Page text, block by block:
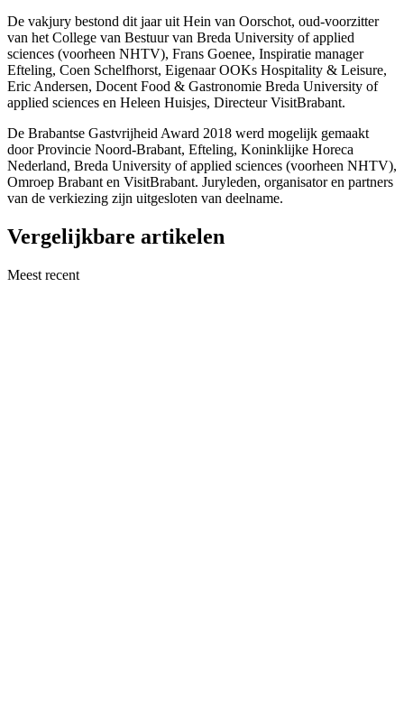
De vakjury bestond dit jaar uit Hein van Oorschot, oud-voorzitter
van het College van Bestuur van Breda University of applied
sciences (voorheen NHTV), Frans Goenee, Inspiratie manager
Efteling, Coen Schelfhorst, Eigenaar OOKs Hospitality & Leisure,
Eric Andersen, Docent Food & Gastronomie Breda University of
applied sciences en Heleen Huisjes, Directeur VisitBrabant.
De Brabantse Gastvrijheid Award 2018 werd mogelijk gemaakt
door Provincie Noord-Brabant, Efteling, Koninklijke Horeca
Nederland, Breda University of applied sciences (voorheen NHTV),
Omroep Brabant en VisitBrabant. Juryleden, organisator en partners
van de verkiezing zijn uitgesloten van deelname.
Vergelijkbare artikelen
Meest recent